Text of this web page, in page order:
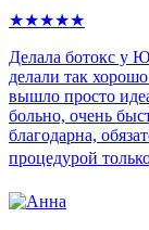
★★★★★
Делала ботокс у
делали так
вышло просто
больно, очень
благодарна,
процедурой